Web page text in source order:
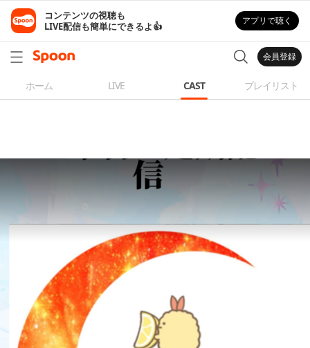
コンテンツの視聴も
LIVE配信も簡単にできるよ👍
アプリで聴く
会員登録
ホーム LIVE CAST プレイリスト